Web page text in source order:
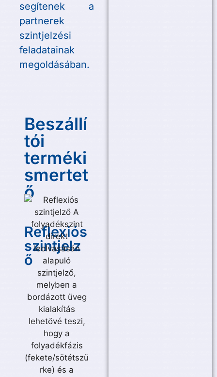
segítenek a
partnerek
szintjelzési
feladatainak
megoldásában.
Beszállí
tói
terméki
smertet
ő
Reflexiós
szintjelz
ő